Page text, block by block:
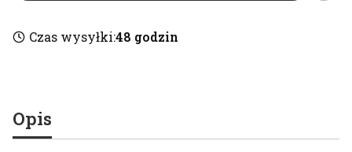
Czas wysyłki:48 godzin
Opis